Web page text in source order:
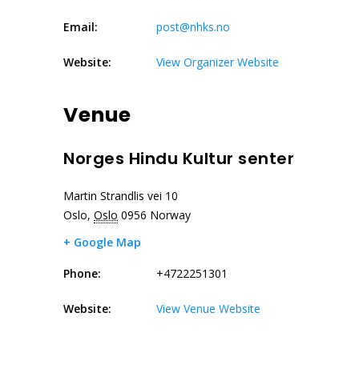
Email: post@nhks.no
Website: View Organizer Website
Venue
Norges Hindu Kultur senter
Martin Strandlis vei 10
Oslo, Oslo 0956 Norway
+ Google Map
Phone: +4722251301
Website: View Venue Website